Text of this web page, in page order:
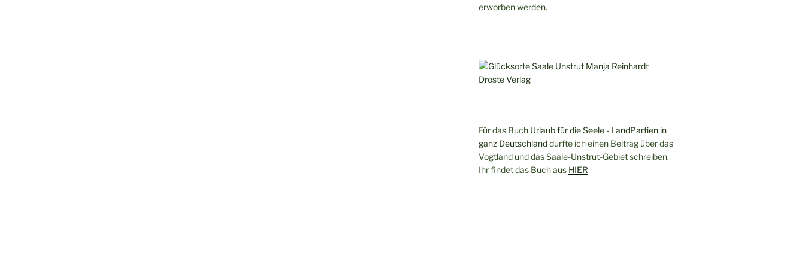
erworben werden.
Für das Buch Urlaub für die Seele - LandPartien in
ganz Deutschlanddurfte ich einen Beitrag über das
Vogtland und das Saale-Unstrut-Gebiet schreiben.
Ihr findet das Buch aus HIER